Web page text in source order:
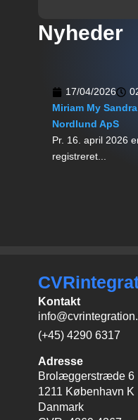
Nyheder
17/04/2026
Miriam My
Nordlund ApS
Pr. 16. april 2026
registreret...
Kontakt
(+45) 4290 6317
Adresse
Brolæggerstræde 6
1211 København K
Danmark